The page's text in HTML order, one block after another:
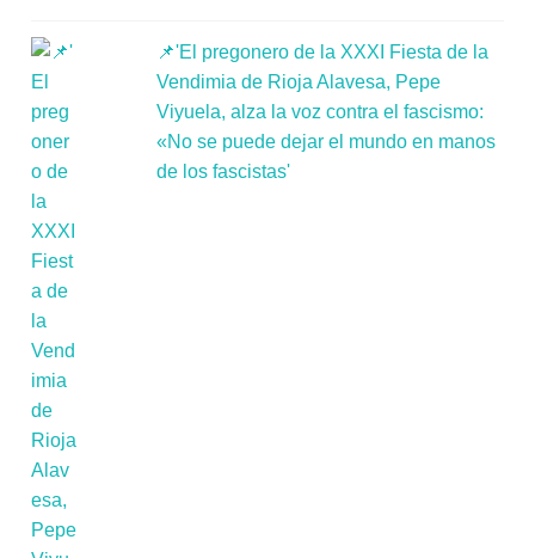
📌'El pregonero de la XXXI Fiesta de la
Vendimia de Rioja Alavesa, Pepe
Viyuela, alza la voz contra el fascismo:
«No se puede dejar el mundo en manos
de los fascistas'